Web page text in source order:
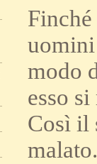
uomini
modo
esso
Così il
malato.